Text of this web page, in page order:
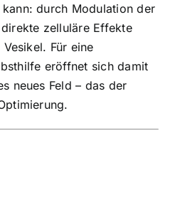
durch Modulation der
zelluläre Effekte
Für eine
eröffnet sich damit
neues Feld – das der